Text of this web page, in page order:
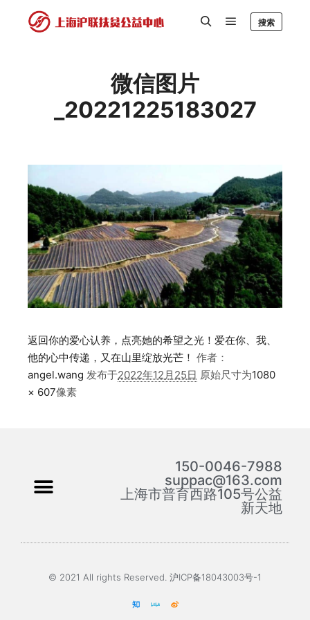
搜索
微信图片
_20221225183027
返回你的爱心认养，点亮她的希望之光！爱在你、我、
他的心中传递，又在山里绽放光芒！ 作者：
angel.wang 发布于2022年12月25日 原始尺寸为1080
× 607像素
150-0046-7988
suppac@163.com
上海市普育西路105号公益
新天地
© 2021 All rights Reserved. 沪ICP备18043003号-1